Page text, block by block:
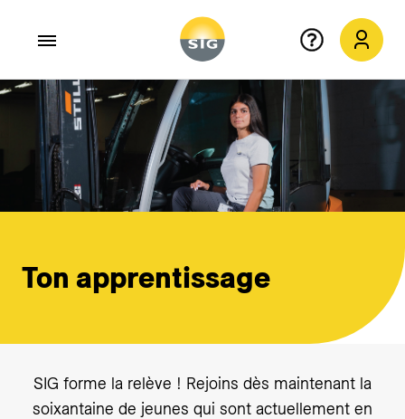
Aller au contenu principal
Ton apprentissage
SIG forme la relève ! Rejoins dès maintenant la
soixantaine de jeunes qui sont actuellement en